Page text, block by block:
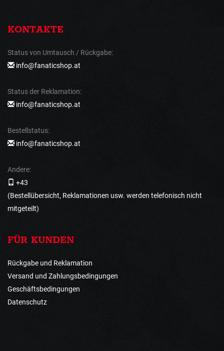
KONTAKTE
Status von Umtausch / Rückgabe:
info@fanaticshop.at
Status der Reklamation:
info@fanaticshop.at
Bestellstatus:
info@fanaticshop.at
Andere:
+43
(Bestellübersicht, Reklamationen usw. werden telefonisch nicht
mitgeteilt)
FÜR KUNDEN
Rückgabe und Reklamation
Versand und Zahlungsbedingungen
Geschäftsbedingungen
Datenschutz